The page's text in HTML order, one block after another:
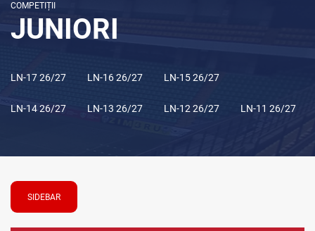
COMPETIȚII
JUNIORI
LN-17 26/27 LN-16 26/27 LN-15 26/27
LN-14 26/27 LN-13 26/27 LN-12 26/27 LN-11 26/27
SIDEBAR